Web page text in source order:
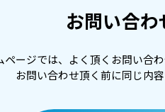
お問い合
ページでは、よく頂くお問い合
お問い合わせ頂く前に同じ内